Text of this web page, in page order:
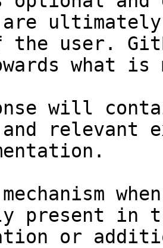
are
the user.
what
will
relevant
present in
or